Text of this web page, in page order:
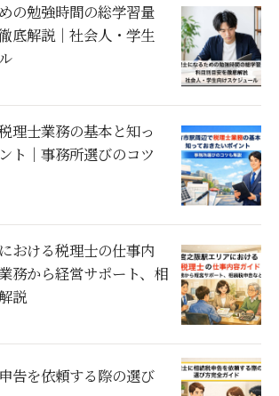
の勉強時間の総学習量
底解説｜社会人・学生
理士業務の基本と知っ
ト｜事務所選びのコツ
おける税理士の仕事内
務から経営サポート、相
説
告を依頼する際の選び